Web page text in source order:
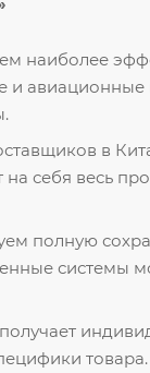
наиболее
авиационные
в
себя весь
полную
системы
товара.